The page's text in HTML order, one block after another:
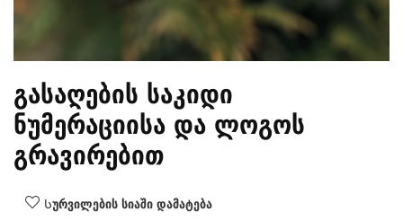
გასაღების საკიდი
ნუმერაციისა და ლოგოს
გრავირებით
Სურვილების სიაში დამატება